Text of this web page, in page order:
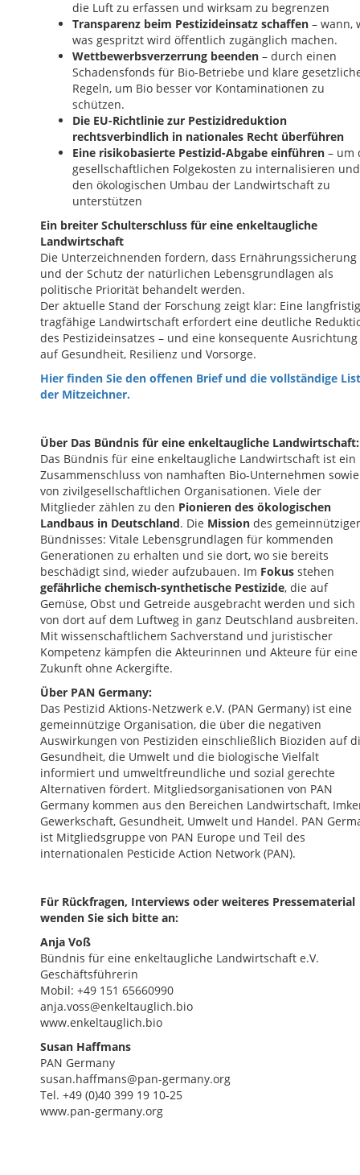
die Luft zu erfassen und wirksam zu begrenzen
Transparenz beim Pestizideinsatz schaffen – wann,
was gespritzt wird öffentlich zugänglich machen.
Wettbewerbsverzerrung beenden – durch einen
Schadensfonds für Bio-Betriebe und klare
Regeln, um Bio besser vor Kontaminationen zu
schützen.
Die EU-Richtlinie zur Pestizidreduktion
rechtsverbindlich in nationales Recht überführen
Eine risikobasierte Pestizid-Abgabe einführen – um
gesellschaftlichen Folgekosten zu internalisieren und
den ökologischen Umbau der Landwirtschaft zu
unterstützen
Ein breiter Schulterschluss für eine enkeltaugliche
Landwirtschaft
Die Unterzeichnenden fordern, dass Ernährungssicherung
und der Schutz der natürlichen Lebensgrundlagen als
politische Priorität behandelt werden.
Der aktuelle Stand der Forschung zeigt klar: Eine langfristig
tragfähige Landwirtschaft erfordert eine deutliche
des Pestizideinsatzes – und eine konsequente Ausrichtung
auf Gesundheit, Resilienz und Vorsorge.
Hier finden Sie den offenen Brief und die vollständige
der Mitzeichner.
Über Das Bündnis für eine enkeltaugliche Landwirtschaft:
Das Bündnis für eine enkeltaugliche Landwirtschaft ist ein
Zusammenschluss von namhaften Bio-Unternehmen sowie
von zivilgesellschaftlichen Organisationen. Viele der
Mitglieder zählen zu den Pionieren des ökologischen
Landbaus in Deutschland. Die Mission des
Bündnisses: Vitale Lebensgrundlagen für kommenden
Generationen zu erhalten und sie dort, wo sie bereits
beschädigt sind, wieder aufzubauen. Im Fokus stehen
gefährliche chemisch-synthetische Pestizide, die auf
Gemüse, Obst und Getreide ausgebracht werden und sich
von dort auf dem Luftweg in ganz Deutschland ausbreiten.
Mit wissenschaftlichem Sachverstand und juristischer
Kompetenz kämpfen die Akteurinnen und Akteure für eine
Zukunft ohne Ackergifte.
Über PAN Germany:
Das Pestizid Aktions-Netzwerk e.V. (PAN Germany) ist eine
gemeinnützige Organisation, die über die negativen
Auswirkungen von Pestiziden einschließlich Bioziden auf
Gesundheit, die Umwelt und die biologische Vielfalt
informiert und umweltfreundliche und sozial gerechte
Alternativen fördert. Mitgliedsorganisationen von PAN
Germany kommen aus den Bereichen Landwirtschaft,
Gewerkschaft, Gesundheit, Umwelt und Handel. PAN
ist Mitgliedsgruppe von PAN Europe und Teil des
internationalen Pesticide Action Network (PAN).
Für Rückfragen, Interviews oder weiteres Pressematerial
wenden Sie sich bitte an:
Anja Voß
Bündnis für eine enkeltaugliche Landwirtschaft e.V.
Geschäftsführerin
Mobil: +49 151 65660990
anja.voss@enkeltauglich.bio
www.enkeltauglich.bio
Susan Haffmans
PAN Germany
susan.haffmans@pan-germany.org
Tel. +49 (0)40 399 19 10-25
www.pan-germany.org